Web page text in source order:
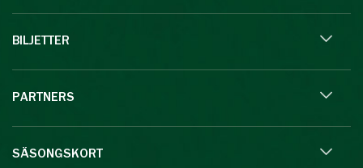
BILJETTER
PARTNERS
SÄSONGSKORT